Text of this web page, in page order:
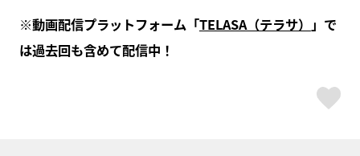
※動画配信プラットフォーム「TELASA（テラサ） 」で
は過去回も含めて配信中！